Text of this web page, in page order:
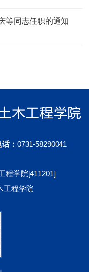
等同志任职的通知
： 0731-58290041
程学院[411201]
工程学院